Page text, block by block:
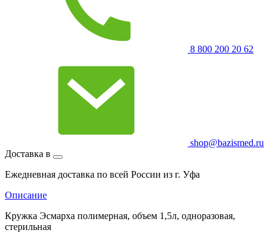
8 800 200 20 62
shop@bazismed.ru
Доставка в
Ежедневная доставка по всей России из г. Уфа
Описание
Кружка Эсмарха полимерная, объем 1,5л, одноразовая,
стерильная